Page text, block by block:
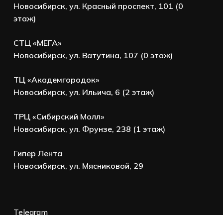
Новосибирск, ул. Красный проспект, 101 (0
этаж)
СТЦ «МЕГА»
Новосибирск, ул. Ватутина, 107 (0 этаж)
ТЦ «Академгородок»
Новосибирск, ул. Ильича, 6 (2 этаж)
ТРЦ «Сибирский Молл»
Новосибирск, ул. Фрунзе, 238 (1 этаж)
Гипер Лента
Новосибирск, ул. Мясниковой, 29
Telegram